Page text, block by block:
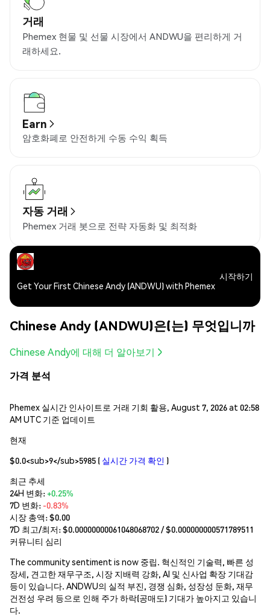
거래
Phemex 현물 및 선물 시장에서 ANDWU을 편리하게 거
래하세요.
Earn
암호화폐로 안전하게 수동 수익 획득
자동 거래
Phemex 거래 봇으로 전략 자동화 및 최적화
Get Your First Chinese Andy (ANDWU) with Phemex
시작하기
Chinese Andy (ANDWU)은(는) 무엇입니까
Chinese Andy에 대해 더 알아보기
가격 분석
Phemex 실시간 인사이트로 거래 기회 활용, August 7, 2026 at 02:58
AM UTC 기준 업데이트
현재
$0.0<sub>9</sub>5985 ( 실시간 가격 확인 )
최근 추세
24H 변화:+0.25%
7D 변화: -0.83%
시장 총액:$0.00
7D 최고/최저: $0.00000000061048068702 / $0.000000000571789511
커뮤니티 심리
The community sentiment is now 중립. 혁신적인 기술력, 빠른 성
장세, 견고한 재무구조, 시장 지배력 강화, AI 및 신사업 확장 기대감
등이 있습니다. ANDWU의 실적 부진, 경쟁 심화, 성장성 둔화, 재무
건전성 우려 등으로 인해 주가 하락(공매도) 기대가 높아지고 있습니
다.